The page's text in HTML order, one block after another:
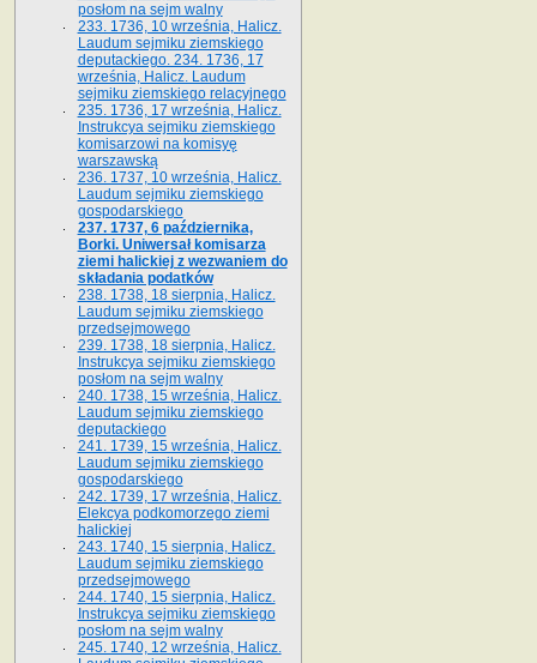
posłom na sejm walny
233. 1736, 10 września, Halicz.
Laudum sejmiku ziemskiego
deputackiego. 234. 1736, 17
września, Halicz. Laudum
sejmiku ziemskiego relacyjnego
235. 1736, 17 września, Halicz.
Instrukcya sejmiku ziemskiego
komisarzowi na komisyę
warszawską
236. 1737, 10 września, Halicz.
Laudum sejmiku ziemskiego
gospodarskiego
237. 1737, 6 października,
Borki. Uniwersał komisarza
ziemi halickiej z wezwaniem do
składania podatków
238. 1738, 18 sierpnia, Halicz.
Laudum sejmiku ziemskiego
przedsejmowego
239. 1738, 18 sierpnia, Halicz.
Instrukcya sejmiku ziemskiego
posłom na sejm walny
240. 1738, 15 września, Halicz.
Laudum sejmiku ziemskiego
deputackiego
241. 1739, 15 września, Halicz.
Laudum sejmiku ziemskiego
gospodarskiego
242. 1739, 17 września, Halicz.
Elekcya podkomorzego ziemi
halickiej
243. 1740, 15 sierpnia, Halicz.
Laudum sejmiku ziemskiego
przedsejmowego
244. 1740, 15 sierpnia, Halicz.
Instrukcya sejmiku ziemskiego
posłom na sejm walny
245. 1740, 12 września, Halicz.